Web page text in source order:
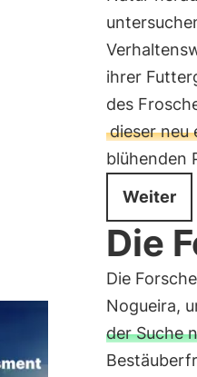
ihrer
des
dieser
blühenden
Weiter
Die
Die
Nogueira,
der Suche